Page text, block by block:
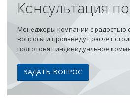
Консультация
Менеджеры компании с радостью
вопросы и произведут расчет
подготовят индивидуальное
ЗАДАТЬ ВОПРОС